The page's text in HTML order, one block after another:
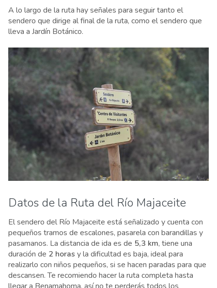
A lo largo de la ruta hay señales para seguir tanto el
sendero que dirige al final de la ruta, como el sendero que
lleva a Jardín Botánico.
Datos de la Ruta del Río Majaceite
El sendero del Río Majaceite está señalizado y cuenta con
pequeños tramos de escalones, pasarela con barandillas y
pasamanos. La distancia de ida es de 5,3 km, tiene una
duración de 2 horas y la dificultad es baja, ideal para
realizarlo con niños pequeños, si se hacen paradas para que
descansen. Te recomiendo hacer la ruta completa hasta